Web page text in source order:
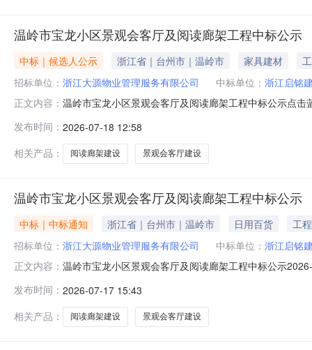
温岭市宝龙小区景观会客厅及阅读廊架工程中标公示
中标｜候选人公示 浙江省｜台州市｜温岭市 家具建材
招标单位： 浙江大源物业管理服务有限公司 中标单位： 浙江启铭
正文内容： 温岭市宝龙小区景观会客厅及阅读廊架工程中标公示点
人民共和国招标投标法实施条例》及《浙江省人民政府
投标人及其他利
发布时间： 2026-07-18 12:58
相关产品：
阅读廊架建设 景观会客厅建设
温岭市宝龙小区景观会客厅及阅读廊架工程中标公示
中标｜中标通知 浙江省｜台州市｜温岭市 日用百货
工程
招标单位： 浙江大源物业管理服务有限公司 中标单位： 浙江启铭
正文内容： 温岭市宝龙小区景观会客厅及阅读廊架工程中标公示
投资工程建设项目招投标活动的意见》等相关规定对评
投标法实施条例》
发布时间： 2026-07-17 15:43
相关产品：
阅读廊架建设 景观会客厅建设